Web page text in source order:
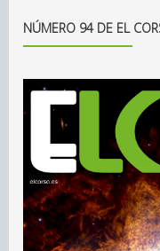
NÚMERO 94 DE EL